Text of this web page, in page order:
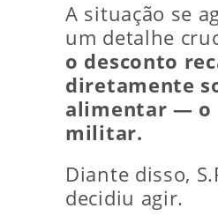
A situação se
um detalhe
o desconto
diretamente
alimentar — o
militar.
Diante disso,
decidiu agir.